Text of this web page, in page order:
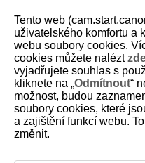
D388-083
Režim HDR
Nastavení [Režim HDR]
Tento web
uživatelského komfortu a
webu soubory cookies.
cookies můžete nalézt
vyjadřujete souhlas s
kliknete na „Odmítnout“
možnost, budou
soubory cookies, které
a zajištění funkcí webu.
změnit.